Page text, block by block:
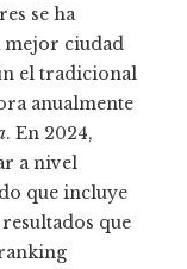
se ha
mejor ciudad
el tradicional
anualmente
. En 2024,
a nivel
que incluye
que